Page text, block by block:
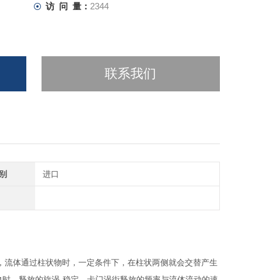
访 问 量： 2344
联系我们
进口
体通过柱状物时，一定条件下，在柱状两侧就会交替产生